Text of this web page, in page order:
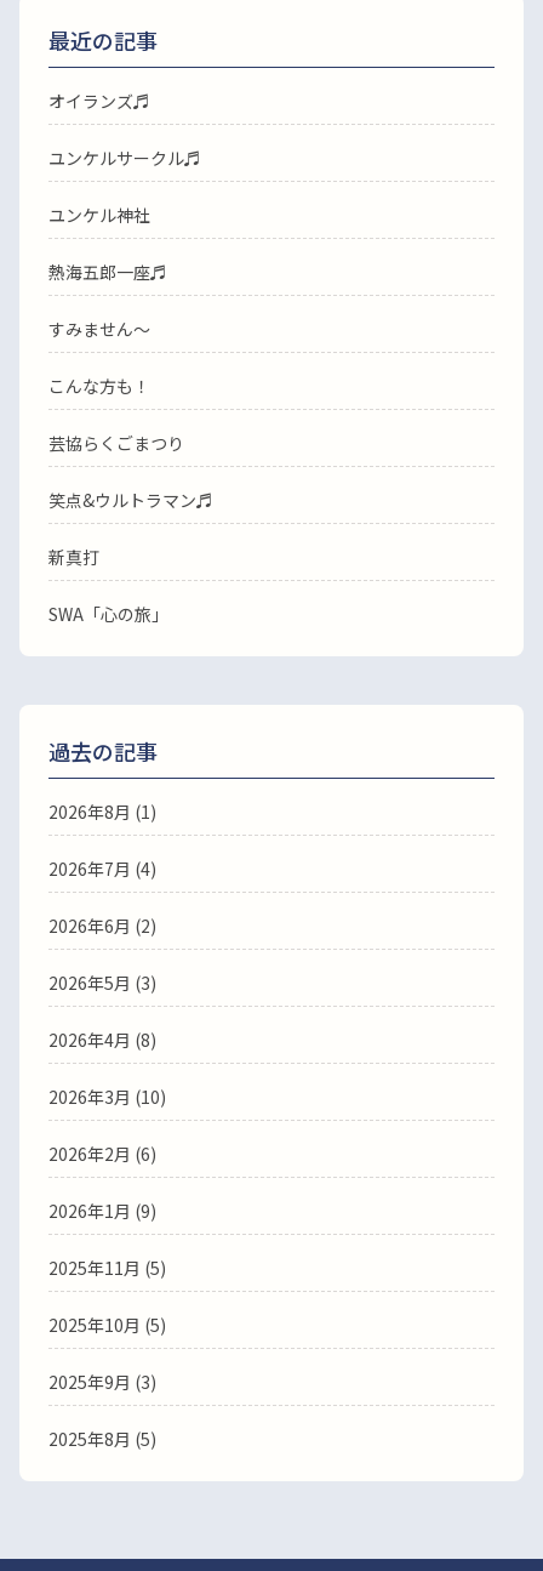
最近の記事
オイランズ♬
ユンケルサークル♬
ユンケル神社
熱海五郎一座♬
すみません〜
こんな方も！
芸協らくごまつり
笑点&ウルトラマン♬
新真打
SWA「心の旅」
過去の記事
2026年8月 (1)
2026年7月 (4)
2026年6月 (2)
2026年5月 (3)
2026年4月 (8)
2026年3月 (10)
2026年2月 (6)
2026年1月 (9)
2025年11月 (5)
2025年10月 (5)
2025年9月 (3)
2025年8月 (5)